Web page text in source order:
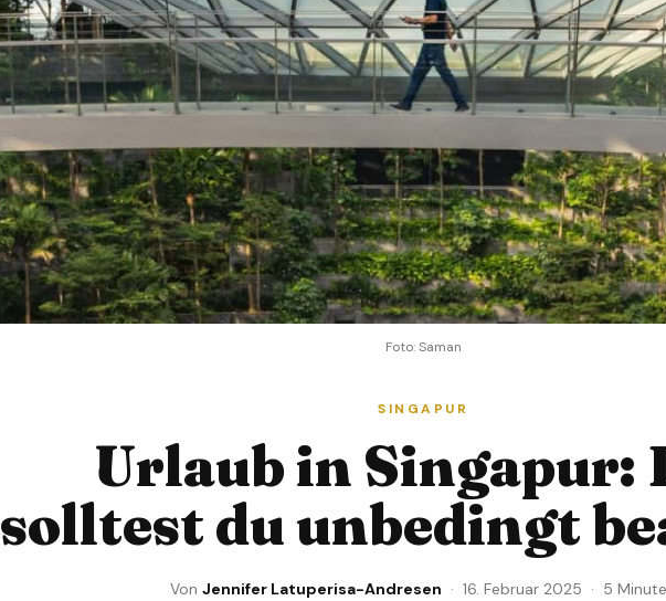
Foto: Saman
SINGAPUR
Urlaub in Singapur:
solltest du unbedingt
Von Jennifer Latuperisa-Andresen · 16. Februar 2025 · 5